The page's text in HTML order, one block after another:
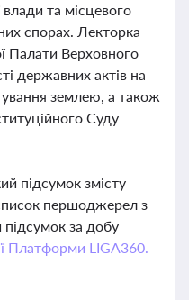
та місцевого
спорах. Лекторка
Палати Верховного
державних актів на
землею, а також
Суду
підсумок змісту
першоджерел з
за добу
Платформи LIGA360.